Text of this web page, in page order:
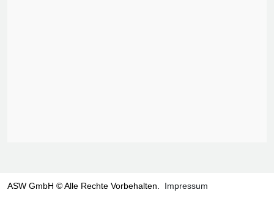
ASW GmbH © Alle Rechte Vorbehalten. Impressum